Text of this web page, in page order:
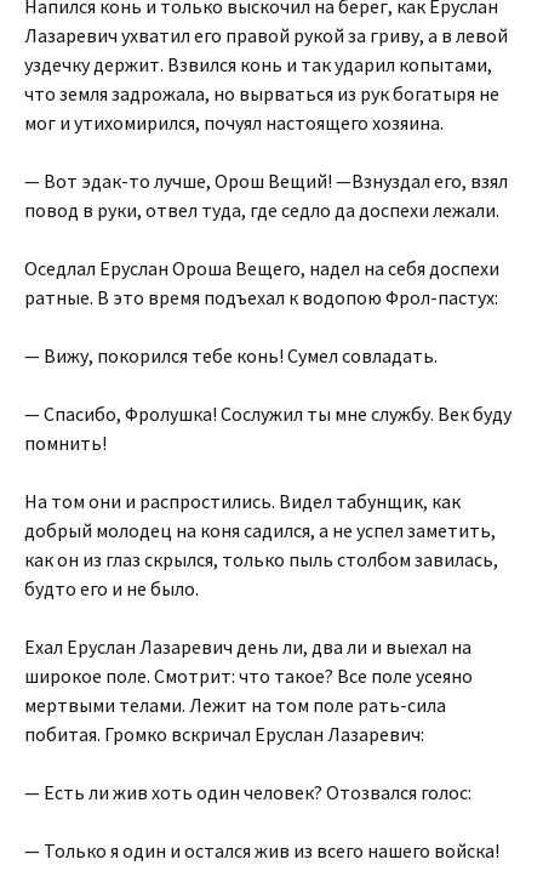
Напился конь и только выскочил на берег, как Еруслан
Лазаревич ухватил его правой рукой за гриву, а в левой
уздечку держит. Взвился конь и так ударил копытами,
что земля задрожала, но вырваться из рук богатыря не
мог и утихомирился, почуял настоящего хозяина.
— Вот эдак-то лучше, Орош Вещий! —Взнуздал его, взял
повод в руки, отвел туда, где седло да доспехи лежали.
Оседлал Еруслан Ороша Вещего, надел на себя доспехи
ратные. В это время подъехал к водопою Фрол-пастух:
— Вижу, покорился тебе конь! Сумел совладать.
— Спасибо, Фролушка! Сослужил ты мне службу. Век буду
помнить!
На том они и распростились. Видел табунщик, как
добрый молодец на коня садился, а не успел заметить,
как он из глаз скрылся, только пыль столбом завилась,
будто его и не было.
Ехал Еруслан Лазаревич день ли, два ли и выехал на
широкое поле. Смотрит: что такое? Все поле усеяно
мертвыми телами. Лежит на том поле рать-сила
побитая. Громко вскричал Еруслан Лазаревич:
— Есть ли жив хоть один человек? Отозвался голос:
— Только я один и остался жив из всего нашего войска!